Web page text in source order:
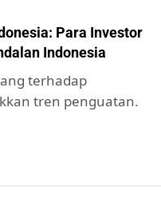
Para Investor
Indonesia
terhadap
tren penguatan.